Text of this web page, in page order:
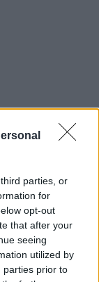
parties, or
for
opt-out
that after your
seeing
utilized by
parties prior to